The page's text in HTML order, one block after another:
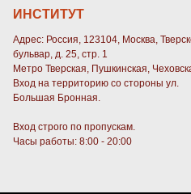
ИНСТИТУТ
Адрес: Россия, 123104, Москва,
бульвар, д. 25, стр. 1
Метро Тверская, Пушкинская,
Вход на территорию со стороны ул.
Большая Бронная.
Вход строго по пропускам.
Часы работы: 8:00 - 20:00